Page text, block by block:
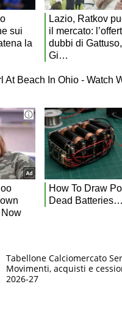
Tabellone Calciomercato
Movimenti, acquisti e
2026-27